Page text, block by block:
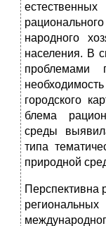
народного
населения. В
пробле­мами
городского
блема
среды
типа
природной
Перспективна